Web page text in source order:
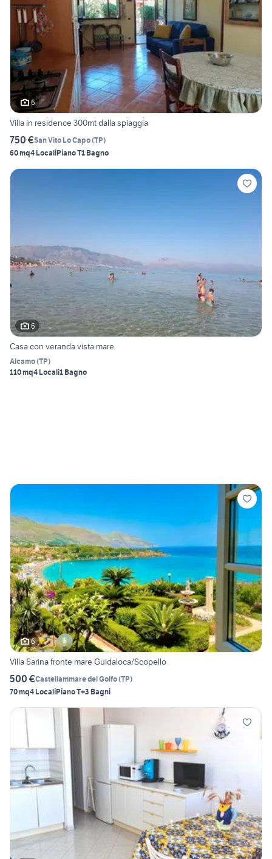
6
Villa in residence 300mt dalla spiaggia
750 €San Vito Lo Capo(TP)
60 mq4 LocaliPiano T1 Bagno
6
Casa con veranda vista mare
Alcamo(TP)
110 mq4 Locali1 Bagno
6
Villa Sarina fronte mare Guidaloca/Scopello
500 €Castellammare del Golfo(TP)
70 mq4 LocaliPiano T+3 Bagni